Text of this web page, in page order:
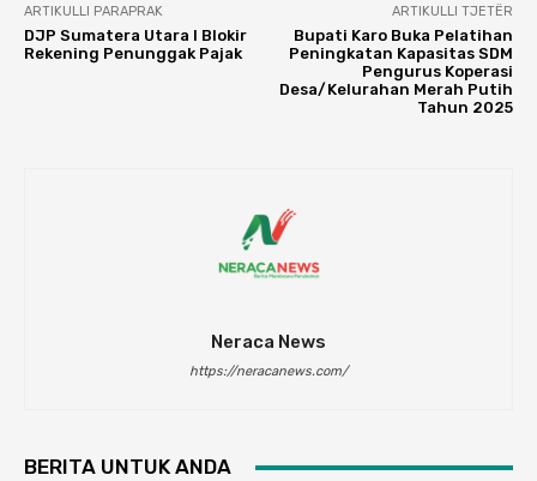
ARTIKULLI PARAPRAK
DJP Sumatera Utara I Blokir
Rekening Penunggak Pajak
ARTIKULLI TJETËR
Bupati Karo Buka Pelatihan
Peningkatan Kapasitas SDM
Pengurus Koperasi
Desa/Kelurahan Merah Putih
Tahun 2025
Neraca News
https://neracanews.com/
BERITA UNTUK ANDA